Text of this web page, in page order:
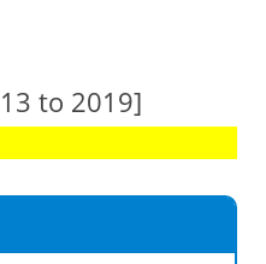
to 2019]